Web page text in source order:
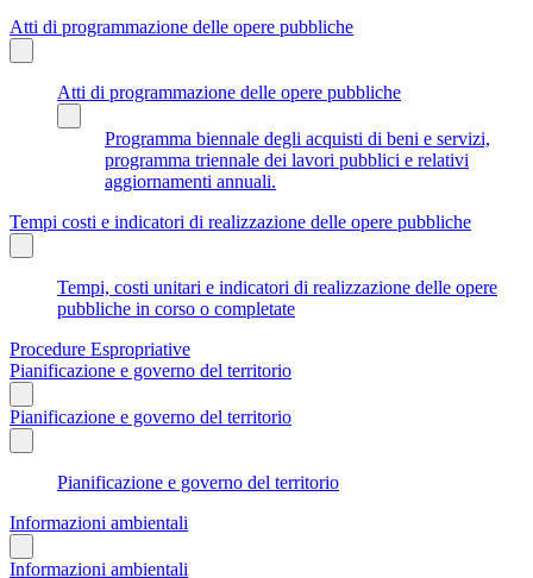
Atti di programmazione delle opere pubbliche
Atti di programmazione delle opere pubbliche
Programma biennale degli acquisti di beni e servizi,
programma triennale dei lavori pubblici e relativi
aggiornamenti annuali.
Tempi costi e indicatori di realizzazione delle opere pubbliche
Tempi, costi unitari e indicatori di realizzazione delle opere
pubbliche in corso o completate
Procedure Espropriative
Pianificazione e governo del territorio
Pianificazione e governo del territorio
Pianificazione e governo del territorio
Informazioni ambientali
Informazioni ambientali